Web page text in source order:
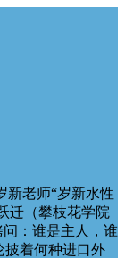
新老师“岁新水性
迁（攀枝花学院
：谁是主人，谁
披着何种进口外